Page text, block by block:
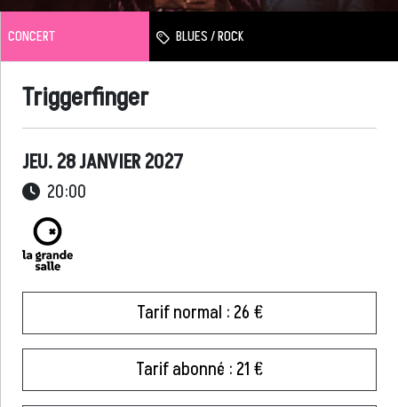
CONCERT BLUES / ROCK
Triggerfinger
JEU. 28 JANVIER 2027
20:00
Tarif normal : 26 €
Tarif abonné : 21 €